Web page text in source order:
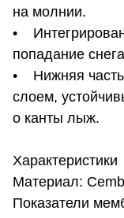
на молнии.
•
попадание
• Нижняя
слоем,
о канты лыж.
Характеристики
Материал:
Показатели